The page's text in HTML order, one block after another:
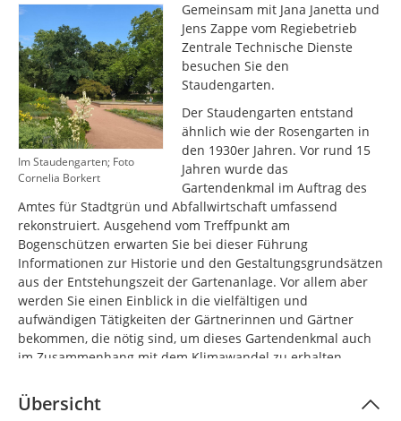
Im Staudengarten; Foto
Cornelia Borkert
Gemeinsam mit Jana Janetta und
Jens Zappe vom Regiebetrieb
Zentrale Technische Dienste
besuchen Sie den
Staudengarten.
Der Staudengarten entstand
ähnlich wie der Rosengarten in
den 1930er Jahren. Vor rund 15
Jahren wurde das
Gartendenkmal im Auftrag des
Amtes für Stadtgrün und Abfallwirtschaft umfassend
rekonstruiert. Ausgehend vom Treffpunkt am
Bogenschützen erwarten Sie bei dieser Führung
Informationen zur Historie und den Gestaltungsgrundsätzen
aus der Entstehungszeit der Gartenanlage. Vor allem aber
werden Sie einen Einblick in die vielfältigen und
aufwändigen Tätigkeiten der Gärtnerinnen und Gärtner
bekommen, die nötig sind, um dieses Gartendenkmal auch
im Zusammenhang mit dem Klimawandel zu erhalten.
Übersicht